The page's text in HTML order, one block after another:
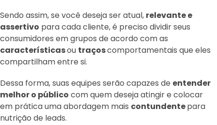
Sendo assim, se você deseja ser atual, relevante e
assertivo para cada cliente, é preciso dividir seus
consumidores em grupos de acordo com as
característicasou traçoscomportamentais que eles
compartilham entre si.
Dessa forma, suas equipes serão capazes de entender
melhor o público com quem deseja atingir e colocar
em prática uma abordagem mais contundentepara
nutrição de leads.